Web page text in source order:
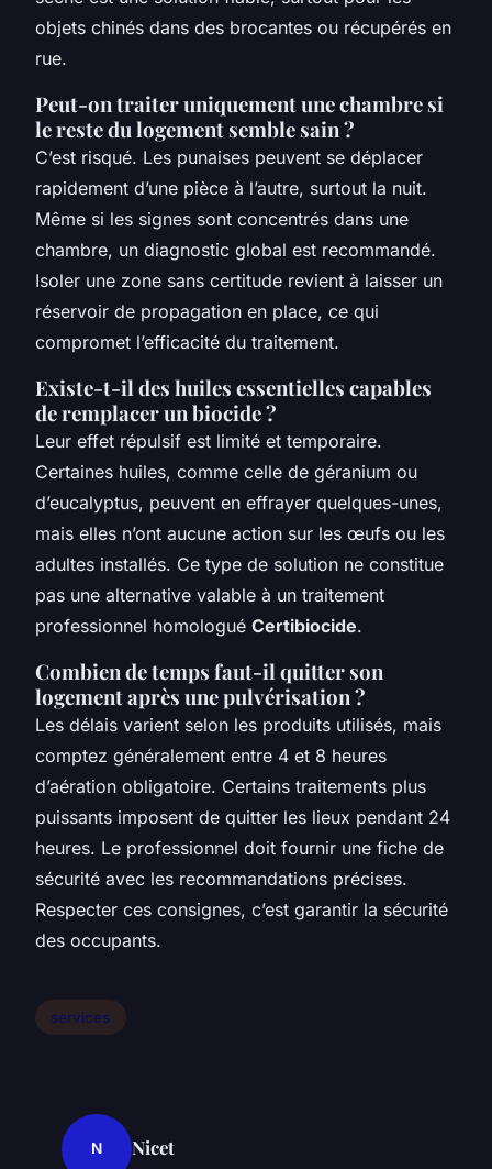
objets chinés dans des brocantes ou récupérés en
rue.
Peut-on traiter uniquement une chambre si
le reste du logement semble sain ?
C’est risqué. Les punaises peuvent se déplacer
rapidement d’une pièce à l’autre, surtout la nuit.
Même si les signes sont concentrés dans une
chambre, un diagnostic global est recommandé.
Isoler une zone sans certitude revient à laisser un
réservoir de propagation en place, ce qui
compromet l’efficacité du traitement.
Existe-t-il des huiles essentielles capables
de remplacer un biocide ?
Leur effet répulsif est limité et temporaire.
Certaines huiles, comme celle de géranium ou
d’eucalyptus, peuvent en effrayer quelques-unes,
mais elles n’ont aucune action sur les œufs ou les
adultes installés. Ce type de solution ne constitue
pas une alternative valable à un traitement
professionnel homologué Certibiocide.
Combien de temps faut-il quitter son
logement après une pulvérisation ?
Les délais varient selon les produits utilisés, mais
comptez généralement entre 4 et 8 heures
d’aération obligatoire. Certains traitements plus
puissants imposent de quitter les lieux pendant 24
heures. Le professionnel doit fournir une fiche de
sécurité avec les recommandations précises.
Respecter ces consignes, c’est garantir la sécurité
des occupants.
services
N Nicet